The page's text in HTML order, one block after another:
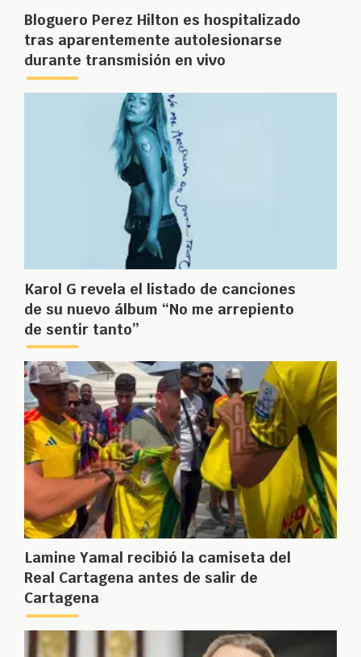
Bloguero Perez Hilton es hospitalizado
tras aparentemente autolesionarse
durante transmisión en vivo
Karol G revela el listado de canciones
de su nuevo álbum “No me arrepiento
de sentir tanto”
Lamine Yamal recibió la camiseta del
Real Cartagena antes de salir de
Cartagena